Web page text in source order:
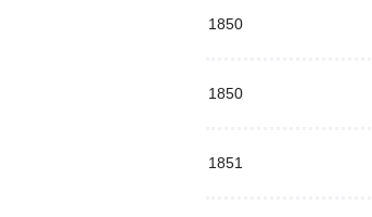
1850
1850
1851